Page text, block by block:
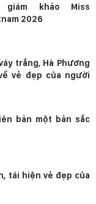
khảo Miss
2026
trắng, Hà Phương
vẻ đẹp của người
bản một bản sắc
tái hiện vẻ đẹp của